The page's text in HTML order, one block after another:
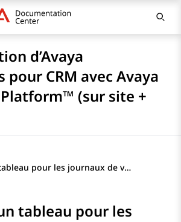
d’Avaya
pour CRM avec Avaya
(sur site +
Création d'un tableau pour les journaux de votre centre de contact
tableau pour les